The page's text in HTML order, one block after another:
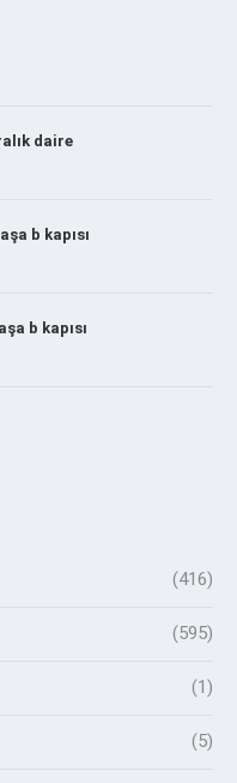
daire
b kapısı
b kapısı
(416)
(595)
(1)
(5)